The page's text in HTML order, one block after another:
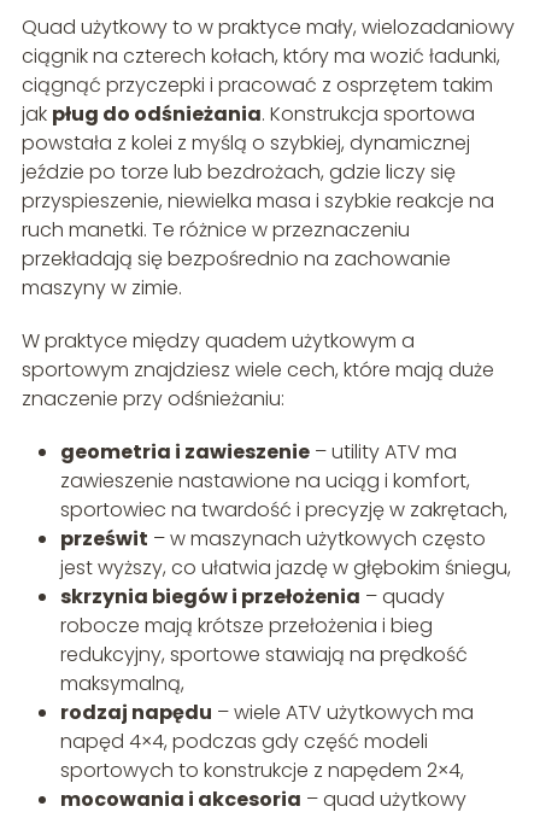
Quad użytkowy to w praktyce mały, wielozadaniowy
ciągnik na czterech kołach, który ma wozić ładunki,
ciągnąć przyczepki i pracować z osprzętem takim
jak pług do odśnieżania. Konstrukcja sportowa
powstała z kolei z myślą o szybkiej, dynamicznej
jeździe po torze lub bezdrożach, gdzie liczy się
przyspieszenie, niewielka masa i szybkie reakcje na
ruch manetki. Te różnice w przeznaczeniu
przekładają się bezpośrednio na zachowanie
maszyny w zimie.
W praktyce między quadem użytkowym a
sportowym znajdziesz wiele cech, które mają duże
znaczenie przy odśnieżaniu:
geometria i zawieszenie– utility ATV ma
zawieszenie nastawione na uciąg i komfort,
sportowiec na twardość i precyzję w zakrętach,
prześwit – w maszynach użytkowych często
jest wyższy, co ułatwia jazdę w głębokim śniegu,
skrzynia biegów i przełożenia – quady
robocze mają krótsze przełożenia i bieg
redukcyjny, sportowe stawiają na prędkość
maksymalną,
rodzaj napędu – wiele ATV użytkowych ma
napęd 4×4, podczas gdy część modeli
sportowych to konstrukcje z napędem 2×4,
mocowania i akcesoria – quad użytkowy